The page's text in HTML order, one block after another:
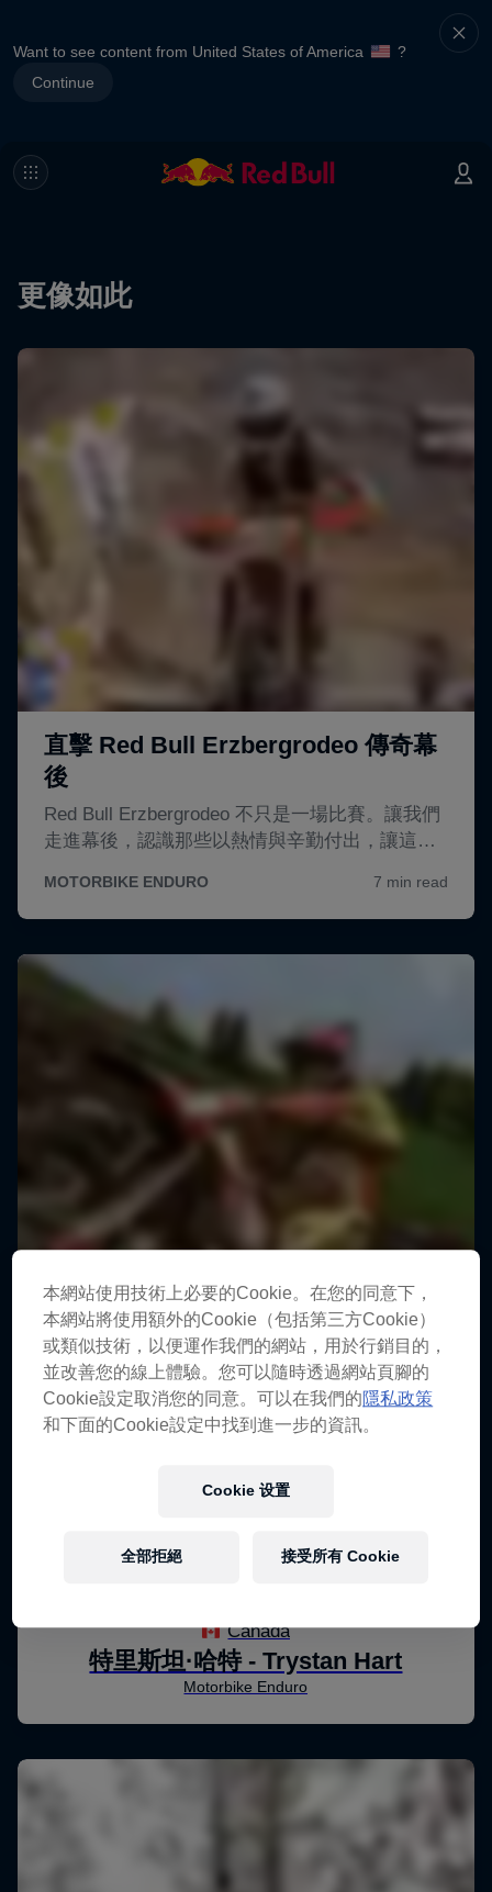
Want to see content from United States of America
?
Continue
更像如此
本網站使用技術上必要的Cookie。在您的同意下，
本網站將使用額外的Cookie（包括第三方Cookie）
或類似技術，以便運作我們的網站，用於行銷目的，
並改善您的線上體驗。您可以隨時透過網站頁腳的
Cookie設定取消您的同意。可以在我們的隱私政策
和下面的Cookie設定中找到進一步的資訊。
Cookie 设置
全部拒絕 接受所有 Cookie